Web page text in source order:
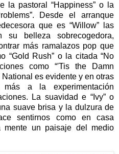
la pastoral “Happiness” o la
Desde el arranque
que es “Willow” las
su belleza sobrecogedora,
más ramalazos pop que
“Gold Rush” o la citada “No
como “'Tis the Damn
es evidente y en otras
a la experimentación
La suavidad e “Ivy” o
suave brisa y la dulzura de
sentirnos como en casa
mente un paisaje del medio